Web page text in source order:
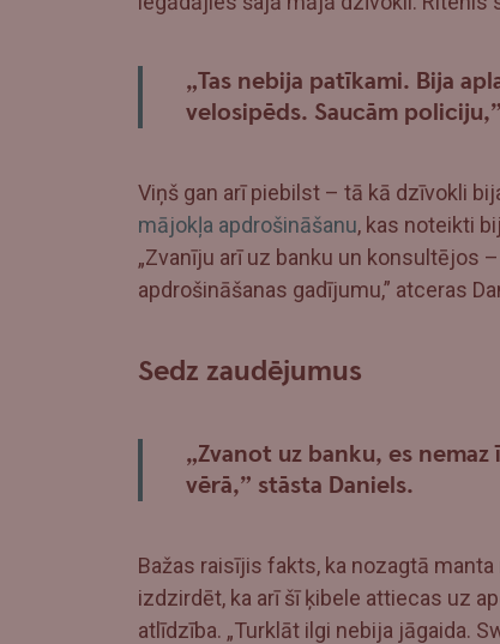
„Tas nebija patīkami. Bija
velosipēds. Saucām
Viņš gan arī piebilst – tā kā dzīvokli
mājokļa apdrošināšanu, kas noteikti
„Zvanīju arī uz banku un konsultējos
apdrošināšanas gadījumu,” atceras
Sedz zaudējumus
„Zvanot uz banku, es
vērā,” stāsta Daniels.
Bažas raisījis fakts, ka nozagtā
izdzirdēt, ka arī šī ķibele attiecas uz
atlīdzība. „Turklāt ilgi nebija jāgaida.